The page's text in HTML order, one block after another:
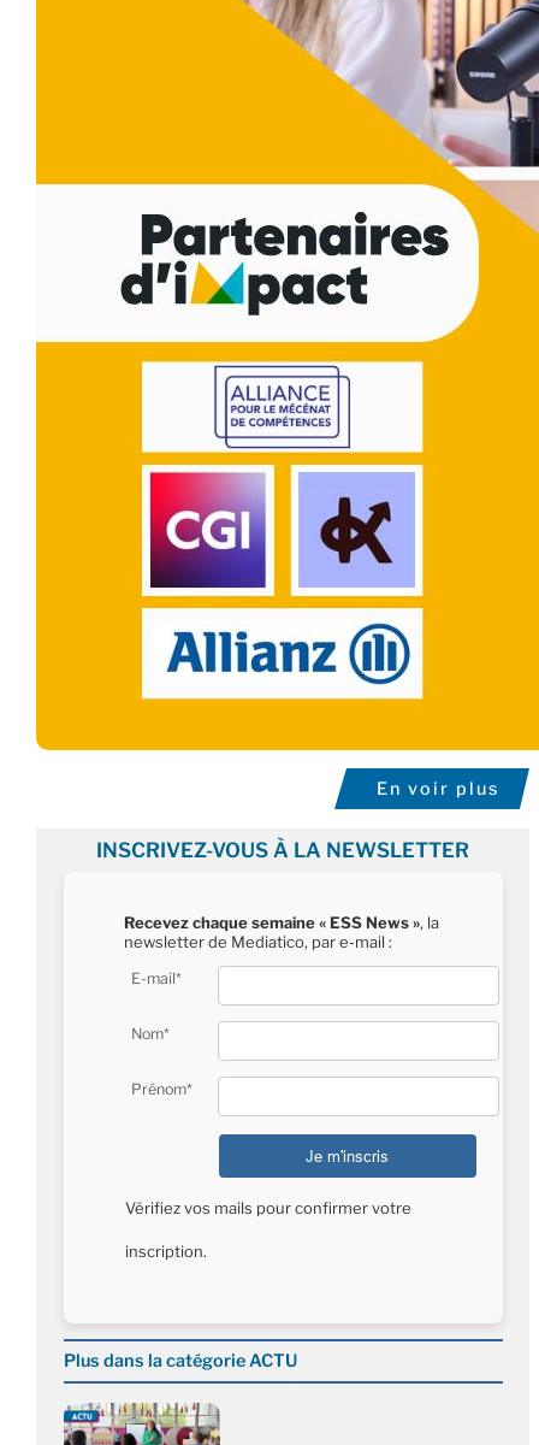
En voir plus
INSCRIVEZ-VOUS À LA NEWSLETTER
Recevez chaque semaine « ESS News », la
newsletter de Mediatico, par e-mail :
E-mail*
Nom*
Prénom*
Vérifiez vos mails pour confirmer votre
inscription.
Plus dans la catégorie ACTU